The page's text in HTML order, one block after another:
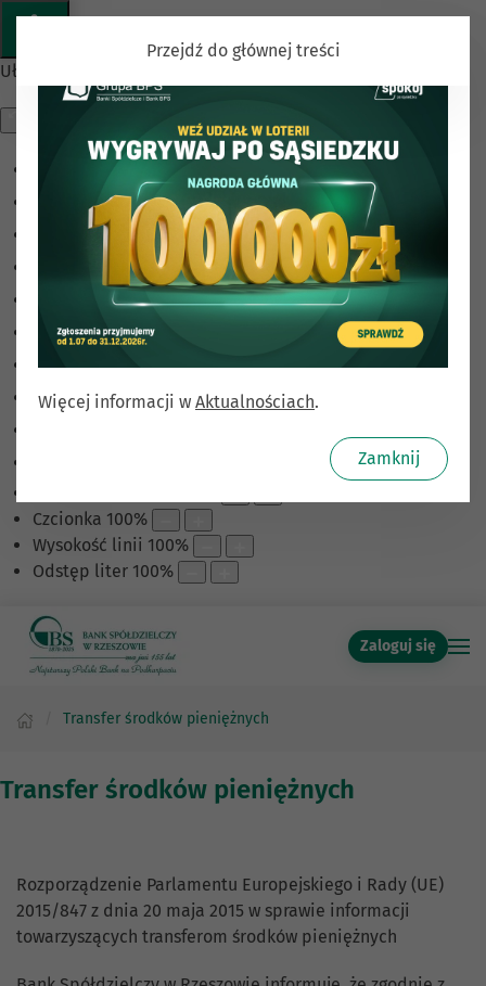
Ułatwienia dostępu
Monochromatyczny
Ciemny kontrast
Jasny kontrast
Niskie nasycenie
Wysokie nasycenie
Zaznacz linki
Zaznacz nagłówki
Czcionka 100%
Wysokość linii 100%
Odstęp liter 100%
Przejdź do głównej treści
Zaloguj się
Transfer środków pieniężnych
Transfer środków pieniężnych
Rozporządzenie Parlamentu Europejskiego i Rady (UE)
2015/847 z dnia 20 maja 2015 w sprawie informacji
towarzyszących transferom środków pieniężnych
Więcej informacji w Aktualnościach.
Zamknij